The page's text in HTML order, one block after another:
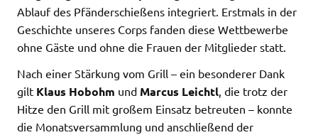
Ablauf des Pfänderschießens integriert. Erstmals in der
Geschichte unseres Corps fanden diese Wettbewerbe
ohne Gäste und ohne die Frauen der Mitglieder statt.
Nach einer Stärkung vom Grill – ein besonderer Dank
gilt Klaus Hobohm und Marcus Leichtl , die trotz der
Hitze den Grill mit großem Einsatz betreuten – konnte
die Monatsversammlung und anschließend der